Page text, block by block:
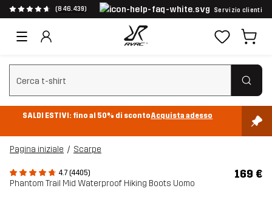
(846.439) Servizio clienti
Cancella ricerca
SALDI ESTIVI: fino al 50% di scontoAcquista adesso
Pagina iniziale Scarpe
4.7 (4405)
Phantom Trail Mid Waterproof Hiking Boots Uomo
169 €